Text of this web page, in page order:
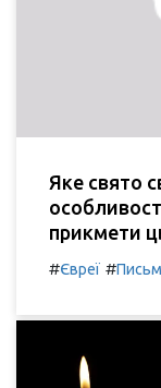
Яке свято
прикмети
#Євреї #